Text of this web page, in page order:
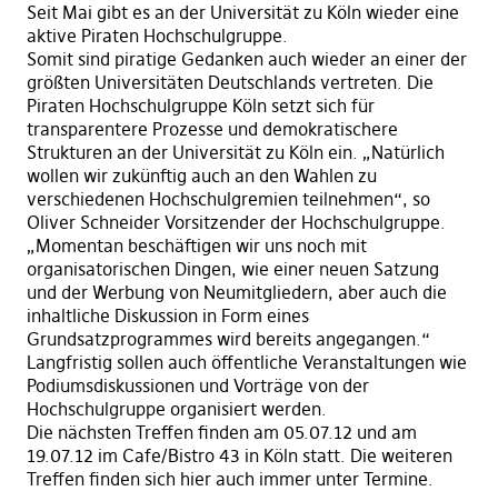
Seit Mai gibt es an der Universität zu Köln wieder eine
aktive Piraten Hochschulgruppe.
Somit sind piratige Gedanken auch wieder an einer der
größten Universitäten Deutschlands vertreten. Die
Piraten Hochschulgruppe Köln setzt sich für
transparentere Prozesse und demokratischere
Strukturen an der Universität zu Köln ein. „Natürlich
wollen wir zukünftig auch an den Wahlen zu
verschiedenen Hochschulgremien teilnehmen“, so
Oliver Schneider Vorsitzender der Hochschulgruppe.
„Momentan beschäftigen wir uns noch mit
organisatorischen Dingen, wie einer neuen Satzung
und der Werbung von Neumitgliedern, aber auch die
inhaltliche Diskussion in Form eines
Grundsatzprogrammes wird bereits angegangen.“
Langfristig sollen auch öffentliche Veranstaltungen wie
Podiumsdiskussionen und Vorträge von der
Hochschulgruppe organisiert werden.
Die nächsten Treffen finden am 05.07.12 und am
19.07.12 im Cafe/Bistro 43 in Köln statt. Die weiteren
Treffen finden sich hier auch immer unter Termine.